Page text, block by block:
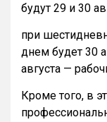
будут 29 и 30
при
днем будет 30
августа —
Кроме того, в